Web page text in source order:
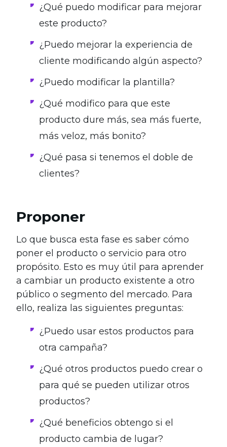
¿Qué puedo modificar para mejorar
este producto?
¿Puedo mejorar la experiencia de
cliente modificando algún aspecto?
¿Puedo modificar la plantilla?
¿Qué modifico para que este
producto dure más, sea más fuerte,
más veloz, más bonito?
¿Qué pasa si tenemos el doble de
clientes?
Proponer
Lo que busca esta fase es saber cómo
poner el producto o servicio para otro
propósito. Esto es muy útil para aprender
a cambiar un producto existente a otro
público o segmento del mercado. Para
ello, realiza las siguientes preguntas:
¿Puedo usar estos productos para
otra campaña?
¿Qué otros productos puedo crear o
para qué se pueden utilizar otros
productos?
¿Qué beneficios obtengo si el
producto cambia de lugar?